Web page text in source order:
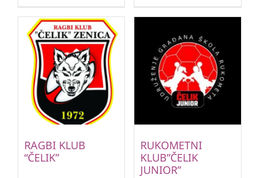
RAGBI KLUB
“ČELIK”
RUKOMETNI
KLUB”ČELIK
JUNIOR”